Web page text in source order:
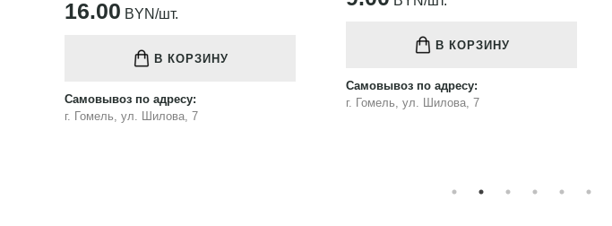
16.00 BYN/шт.
В КОРЗИНУ
Самовывоз по адресу:
г. Гомель, ул. Шилова, 7
В КОРЗИНУ
Самовывоз по адресу:
г. Гомель, ул. Шилова, 7